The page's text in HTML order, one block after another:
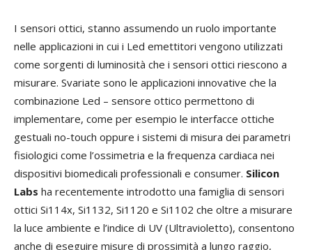
I sensori ottici, stanno assumendo un ruolo importante
nelle applicazioni in cui i Led emettitori vengono utilizzati
come sorgenti di luminosità che i sensori ottici riescono a
misurare. Svariate sono le applicazioni innovative che la
combinazione Led – sensore ottico permettono di
implementare, come per esempio le interfacce ottiche
gestuali no-touch oppure i sistemi di misura dei parametri
fisiologici come l’ossimetria e la frequenza cardiaca nei
dispositivi biomedicali professionali e consumer. Silicon
Labs ha recentemente introdotto una famiglia di sensori
ottici Si114x, Si1132, Si1120 e Si1102 che oltre a misurare
la luce ambiente e l’indice di UV (Ultravioletto), consentono
anche di eseguire misure di prossimità a lungo raggio,